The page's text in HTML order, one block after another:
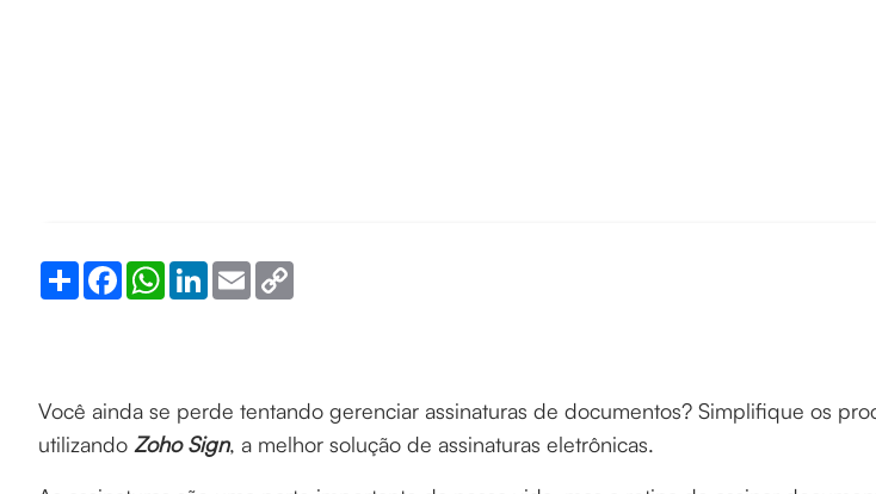
Share FacebookWhatsApp
LinkedInEmail
Você ainda se perde tentando gerenciar assinaturas de documentos? Simplifique os
utilizando Zoho Sign, a melhor solução de assinaturas eletrônicas.